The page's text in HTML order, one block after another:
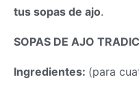
tus sopas de ajo.
SOPAS DE AJO
Ingredientes: (para